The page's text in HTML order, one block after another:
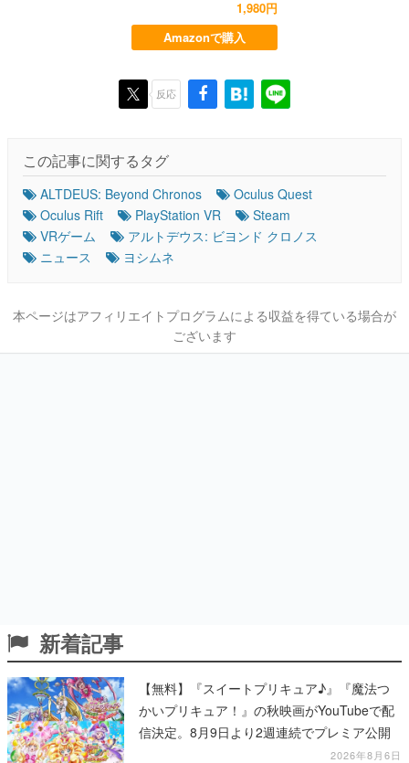
1,980円
Amazonで購入
反応
この記事に関するタグ
ALTDEUS: Beyond Chronos
Oculus Quest
Oculus Rift
PlayStation VR
Steam
VRゲーム
アルトデウス: ビヨンド クロノス
ニュース
ヨシムネ
本ページはアフィリエイトプログラムによる収益を得ている場合が
ございます
新着記事
【無料】『スイートプリキュア♪』『魔法つ
かいプリキュア！』の秋映画がYouTubeで配
信決定。8月9日より2週連続でプレミア公開
2026年8月6日